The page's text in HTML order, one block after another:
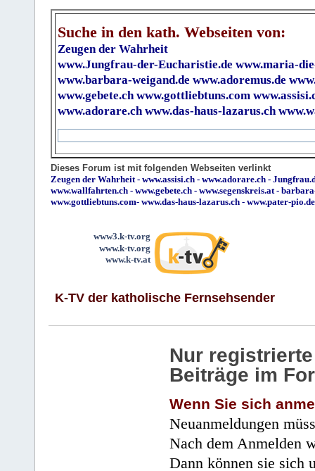
Suche in den kath. Webseiten von:
Zeugen der Wahrheit
www.Jungfrau-der-Eucharistie.de www.maria-
www.barbara-weigand.de www.adoremus.de
www.gebete.ch www.gottliebtuns.com
www.adorare.ch www.das-haus-lazarus.ch
Dieses Forum ist mit folgenden Webseiten verlinkt
Zeugen der Wahrheit - www.assisi.ch - www.adorare.ch -
www.wallfahrten.ch - www.gebete.ch - www.segenskreis.at -
www.gottliebtuns.com- www.das-haus-lazarus.ch - www.pater-pio.de
www3.k-tv.org
www.k-tv.org
www.k-tv.at
K-TV der katholische Fernsehsender
Nur
Beiträge im
Wenn Sie sich
Neuanmeldungen
Nach dem Anmelden
Dann können sie sich